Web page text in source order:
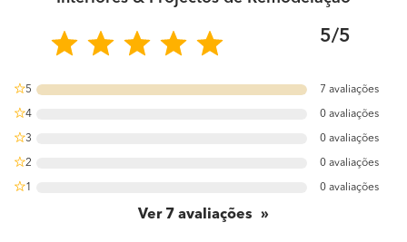
5/5
5 7 avaliações
100%
4 0 avaliações
3 0 avaliações
2 0 avaliações
1 0 avaliações
Ver 7 avaliações